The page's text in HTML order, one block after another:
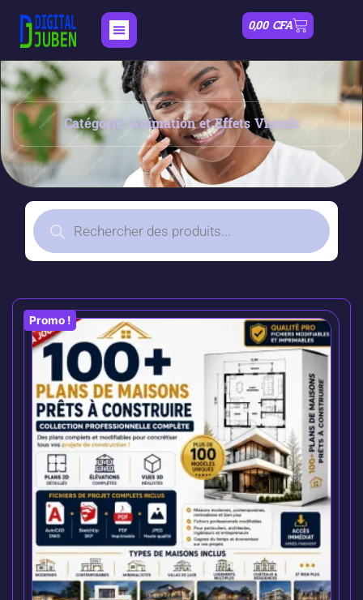
0,00 CFA
Catégorie: Animation et Effets Visuels
Promo !